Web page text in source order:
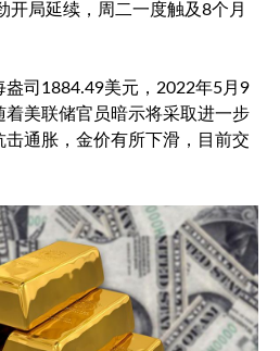
开局延续，周二一度触及8个月
盎司1884.49美元，2022年5月9
着美联储官员暗示将采取进一步
通胀，金价有所下滑，目前交